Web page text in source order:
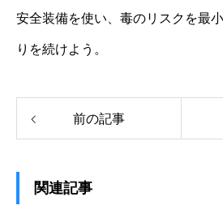
安全装備を使い、毒のリスクを最
りを続けよう。
前の記事
関連記事